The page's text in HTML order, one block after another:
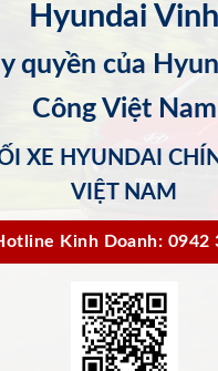
Hyundai Vinh
quyền của
Công Việt Nam
XE HYUNDAI
VIỆT NAM
Kinh Doanh: 0942